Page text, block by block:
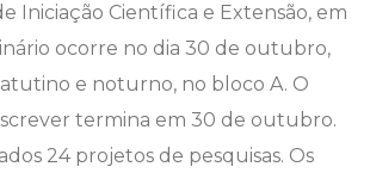
Iniciação Científica e Extensão, em
ocorre no dia 30 de outubro,
e noturno, no bloco A. O
termina em 30 de outubro.
24 projetos de pesquisas. Os